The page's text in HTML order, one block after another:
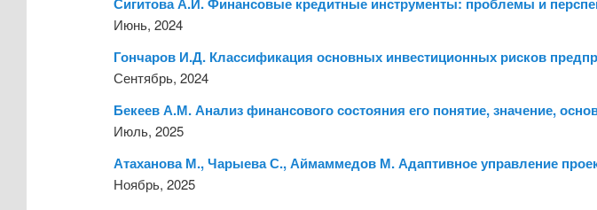
Июнь, 2024
Гончаров И.Д. Классификация основных инвестиционных рисков
Сентябрь, 2024
Бекеев А.М. Анализ финансового состояния его понятие, значение,
Июль, 2025
Атаханова М., Чарыева С., Аймаммедов М. Адаптивное управление
Ноябрь, 2025